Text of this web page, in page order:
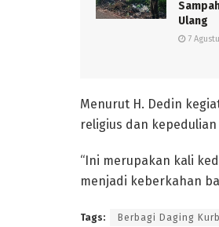
Ulang
7
Menurut H. Dedin
religius dan
“Ini merupakan kali
menjadi keberkahan
Tags: Berbagi Daging